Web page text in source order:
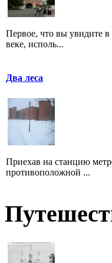
Первое, что вы увидите
веке, исполь...
Два леса
Приехав на станцию
противоположной ...